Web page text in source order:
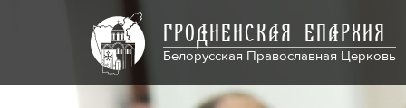
ГРОДНЕНСКАЯ ЕПАРХИЯ
Белорусская Православная Церковь